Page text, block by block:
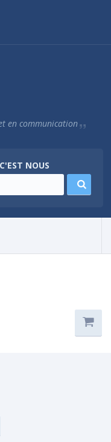
en communication
NOUS